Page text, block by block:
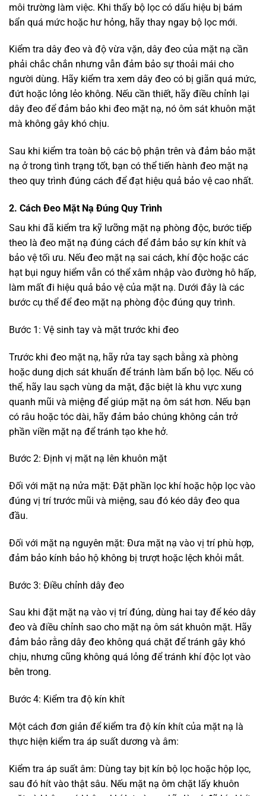
môi trường làm việc. Khi thấy bộ lọc có dấu hiệu bị bám
bẩn quá mức hoặc hư hỏng, hãy thay ngay bộ lọc mới.
Kiểm tra dây đeo và độ vừa vặn, dây đeo của mặt nạ cần
phải chắc chắn nhưng vẫn đảm bảo sự thoải mái cho
người dùng. Hãy kiểm tra xem dây đeo có bị giãn quá mức,
đứt hoặc lỏng lẻo không. Nếu cần thiết, hãy điều chỉnh lại
dây đeo để đảm bảo khi đeo mặt nạ, nó ôm sát khuôn mặt
mà không gây khó chịu.
Sau khi kiểm tra toàn bộ các bộ phận trên và đảm bảo mặt
nạ ở trong tình trạng tốt, bạn có thể tiến hành đeo mặt nạ
theo quy trình đúng cách để đạt hiệu quả bảo vệ cao nhất.
2. Cách Đeo Mặt Nạ Đúng Quy Trình
Sau khi đã kiểm tra kỹ lưỡng mặt nạ phòng độc, bước tiếp
theo là đeo mặt nạ đúng cách để đảm bảo sự kín khít và
bảo vệ tối ưu. Nếu đeo mặt nạ sai cách, khí độc hoặc các
hạt bụi nguy hiểm vẫn có thể xâm nhập vào đường hô hấp,
làm mất đi hiệu quả bảo vệ của mặt nạ. Dưới đây là các
bước cụ thể để đeo mặt nạ phòng độc đúng quy trình.
Bước 1: Vệ sinh tay và mặt trước khi đeo
Trước khi đeo mặt nạ, hãy rửa tay sạch bằng xà phòng
hoặc dung dịch sát khuẩn để tránh làm bẩn bộ lọc. Nếu có
thể, hãy lau sạch vùng da mặt, đặc biệt là khu vực xung
quanh mũi và miệng để giúp mặt nạ ôm sát hơn. Nếu bạn
có râu hoặc tóc dài, hãy đảm bảo chúng không cản trở
phần viền mặt nạ để tránh tạo khe hở.
Bước 2: Định vị mặt nạ lên khuôn mặt
Đối với mặt nạ nửa mặt: Đặt phần lọc khí hoặc hộp lọc vào
đúng vị trí trước mũi và miệng, sau đó kéo dây đeo qua
đầu.
Đối với mặt nạ nguyên mặt: Đưa mặt nạ vào vị trí phù hợp,
đảm bảo kính bảo hộ không bị trượt hoặc lệch khỏi mắt.
Bước 3: Điều chỉnh dây đeo
Sau khi đặt mặt nạ vào vị trí đúng, dùng hai tay để kéo dây
đeo và điều chỉnh sao cho mặt nạ ôm sát khuôn mặt. Hãy
đảm bảo rằng dây đeo không quá chặt để tránh gây khó
chịu, nhưng cũng không quá lỏng để tránh khí độc lọt vào
bên trong.
Bước 4: Kiểm tra độ kín khít
Một cách đơn giản để kiểm tra độ kín khít của mặt nạ là
thực hiện kiểm tra áp suất dương và âm:
Kiểm tra áp suất âm: Dùng tay bịt kín bộ lọc hoặc hộp lọc,
sau đó hít vào thật sâu. Nếu mặt nạ ôm chặt lấy khuôn